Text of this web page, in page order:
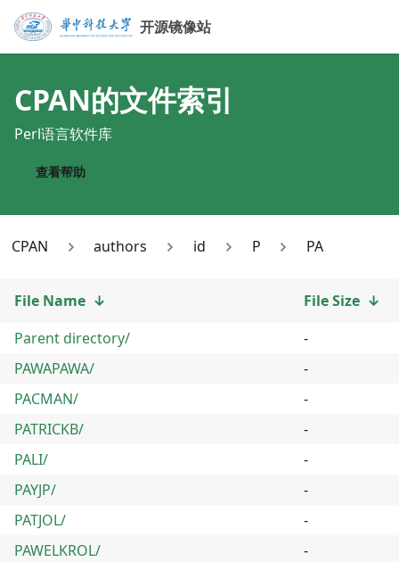
开源镜像站
CPAN的文件索引
Perl语言软件库
查看帮助
CPAN authors id P PA
File Name ↓ File Size ↓
Parent directory/
-
PAWAPAWA/
-
PACMAN/
-
PATRICKB/
-
PALI/
-
PAYJP/
-
PATJOL/
-
PAWELKROL/
-